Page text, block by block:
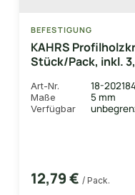
BEFESTIGUNG
KAHRS
Stück/Pack, inkl.
Art-Nr. 18-
Maße 5 mm
Verfügbar
12,79 € / Pack.